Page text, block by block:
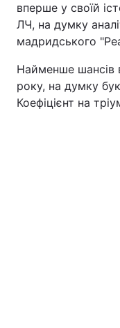
вперше у своїй
ЛЧ, на думку
мадридського
Найменше шансів
року, на думку
Коефіцієнт на